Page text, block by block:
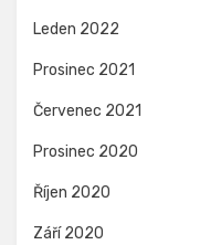
Leden 2022
Prosinec 2021
Červenec 2021
Prosinec 2020
Říjen 2020
Září 2020